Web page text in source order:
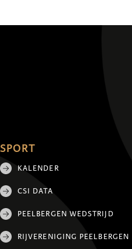
SPORT
KALENDER
CSI DATA
PEELBERGEN WEDSTRIJD
RIJVERENIGING PEELBERGEN